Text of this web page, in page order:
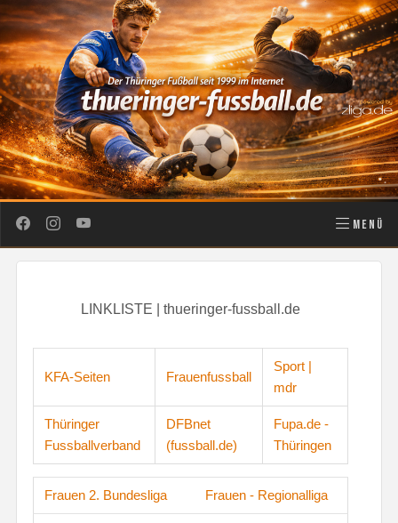
MENÜ
LINKLISTE | thueringer-fussball.de
KFA-Seiten Frauenfussball
Sport |
mdr
Thüringer
Fussballverband
DFBnet
(fussball.de)
Fupa.de -
Thüringen
Frauen 2. Bundesliga Frauen - Regionalliga